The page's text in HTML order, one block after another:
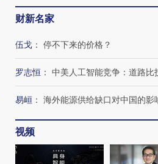
｜HYROX的吸金
“花钱找虐”？
毒品
广】走进第四届链博
，让数智科技“链”接产
【特别呈现】寻找
财新名家
伍戈 ： 停不下来的价格？
罗志恒 ： 中美人工智能竞争：道路比
易峘 ： 海外能源供给缺口对中国的影
视频